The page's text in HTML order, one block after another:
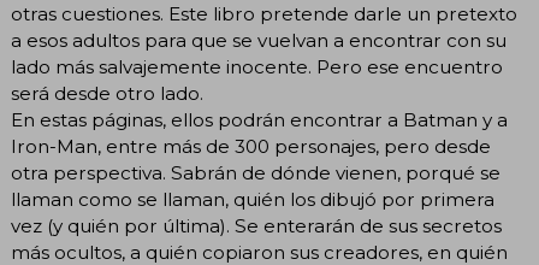
otras cuestiones. Este libro pretende darle un pretexto
a esos adultos para que se vuelvan a encontrar con su
lado más salvajemente inocente. Pero ese encuentro
será desde otro lado.
En estas páginas, ellos podrán encontrar a Batman y a
Iron-Man, entre más de 300 personajes, pero desde
otra perspectiva. Sabrán de dónde vienen, porqué se
llaman como se llaman, quién los dibujó por primera
vez (y quién por última). Se enterarán de sus secretos
más ocultos, a quién copiaron sus creadores, en quién